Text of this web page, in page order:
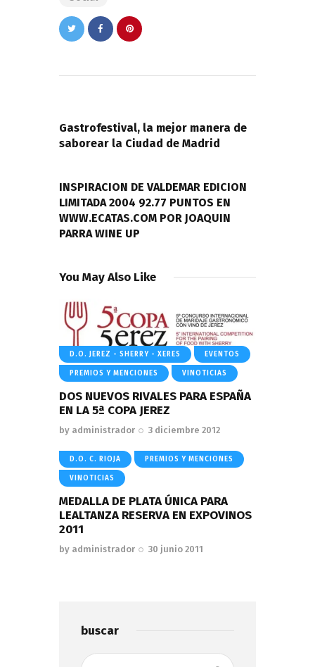
entradas
Gastrofestival, la mejor manera de
saborear la Ciudad de Madrid
INSPIRACION DE VALDEMAR EDICION
LIMITADA 2004 92.77 PUNTOS EN
WWW.ECATAS.COM POR JOAQUIN
PARRA WINE UP
You May Also Like
D.O. JEREZ - SHERRY - XERES EVENTOS
PREMIOS Y MENCIONES VINOTICIAS
DOS NUEVOS RIVALES PARA ESPAÑA
EN LA 5ª COPA JEREZ
by administrador 3 diciembre 2012
D.O. C. RIOJA PREMIOS Y MENCIONES
VINOTICIAS
MEDALLA DE PLATA ÚNICA PARA
LEALTANZA RESERVA EN EXPOVINOS
2011
by administrador 30 junio 2011
buscar
Buscar: